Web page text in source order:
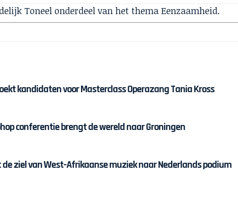
Toneel onderdeel van het themaEenzaamheid.
kandidaten voor Masterclass Operazang Tania Kross
conferentie brengt de wereld naar Groningen
ziel van West-Afrikaanse muziek naar Nederlands podium